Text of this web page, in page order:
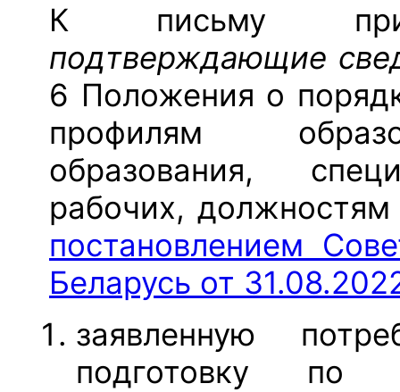
К письму
подтверждающие
6 Положения о
профилям
образования,
рабочих,
постановлением
Беларусь от
заявленную
подготовку по